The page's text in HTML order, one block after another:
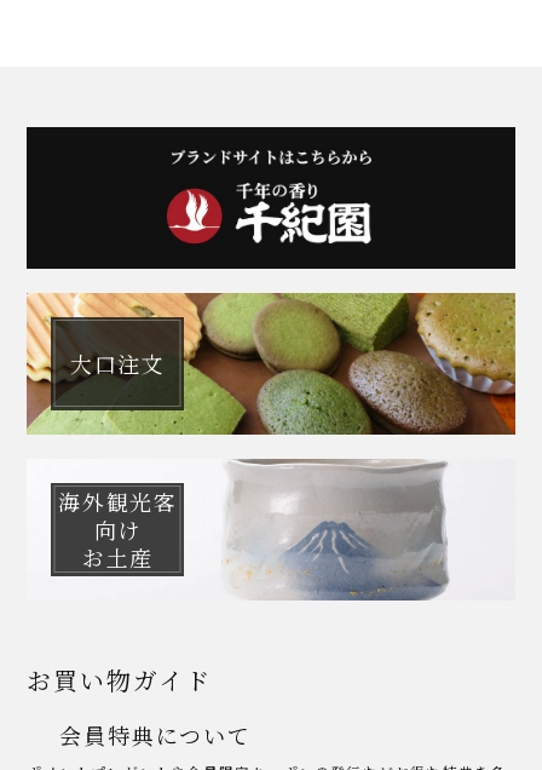
大口注文
海外観光客
向け
お土産
お買い物ガイド
会員特典について